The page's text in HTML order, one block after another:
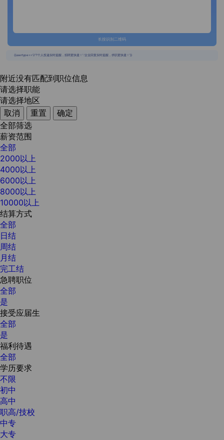
长按识别二维码
{{usertype=='2'?'个人投递实时提醒，招聘更快捷！':'企业回复实时提醒，求职更快捷！'}}
附近没有匹配到职位信息
请选择职能
请选择地区
取消
重置
确定
全部筛选
薪资范围
全部
2000以上
4000以上
6000以上
8000以上
10000以上
结算方式
全部
日结
周结
月结
完工结
急聘职位
全部
是
接受应届生
全部
是
福利待遇
全部
学历要求
不限
初中
高中
职高/技校
中专
大专